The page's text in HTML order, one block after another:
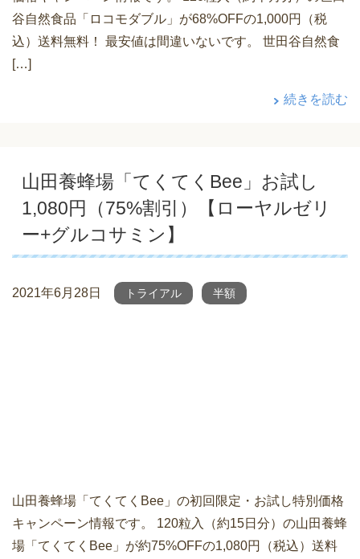
谷自然食品「ロコモダブル」が68%OFFの1,000円（税
込）送料無料！ 最安値は間違いないです。 世田谷自然食
[…]
続きを読む
山田養蜂場「てくてくBee」お試し
1,080円（75%割引）【ローヤルゼリ
ー+グルコサミン】
2021年6月28日 トライアル 半額
山田養蜂場「てくてくBee」の初回限定・お試し特別価格
キャンペーン情報です。 120粒入（約15日分）の山田養蜂
場「てくてくBee」が約75%OFFの1,080円（税込）送料